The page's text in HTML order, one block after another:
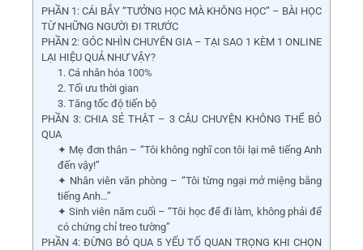
PHẦN 1: CÁI BẪY “TƯỞNG HỌC MÀ KHÔNG HỌC” – BÀI HỌC
TỪ NHỮNG NGƯỜI ĐI TRƯỚC
PHẦN 2: GÓC NHÌN CHUYÊN GIA – TẠI SAO 1 KÈM 1 ONLINE
LẠI HIỆU QUẢ NHƯ VẬY?
1. Cá nhân hóa 100%
2. Tối ưu thời gian
3. Tăng tốc độ tiến bộ
PHẦN 3: CHIA SẺ THẬT – 3 CÂU CHUYỆN KHÔNG THỂ BỎ
QUA
✦ Mẹ đơn thân – “Tôi không nghĩ con tôi lại mê tiếng Anh
đến vậy!”
✦ Nhân viên văn phòng – “Tôi từng ngại mở miệng bằng
tiếng Anh…”
✦ Sinh viên năm cuối – “Tôi học để đi làm, không phải để
có chứng chỉ treo tường”
PHẦN 4: ĐỪNG BỎ QUA 5 YẾU TỐ QUAN TRỌNG KHI CHỌN